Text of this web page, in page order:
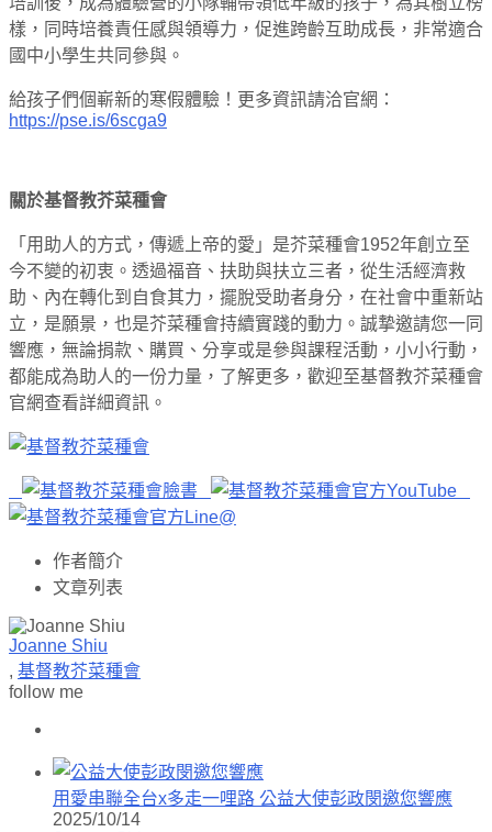
樣，同時培養責任感與領導力，促進跨齡互助成長，非常適合
國中小學生共同參與。
給孩子們個嶄新的寒假體驗！更多資訊請洽官網：
https://pse.is/6scga9
關於基督教芥菜種會
「用助人的方式，傳遞上帝的愛」是芥菜種會1952年創立至
今不變的初衷。透過福音、扶助與扶立三者，從生活經濟救
助、內在轉化到自食其力，擺脫受助者身分，在社會中重新站
立，是願景，也是芥菜種會持續實踐的動力。誠摯邀請您一同
響應，無論捐款、購買、分享或是參與課程活動，小小行動，
都能成為助人的一份力量，了解更多，歡迎至基督教芥菜種會
官網查看詳細資訊。
作者簡介
文章列表
Joanne Shiu
, 基督教芥菜種會
follow me
用愛串聯全台x多走一哩路 公益大使彭政閔邀您響應
2025/10/14